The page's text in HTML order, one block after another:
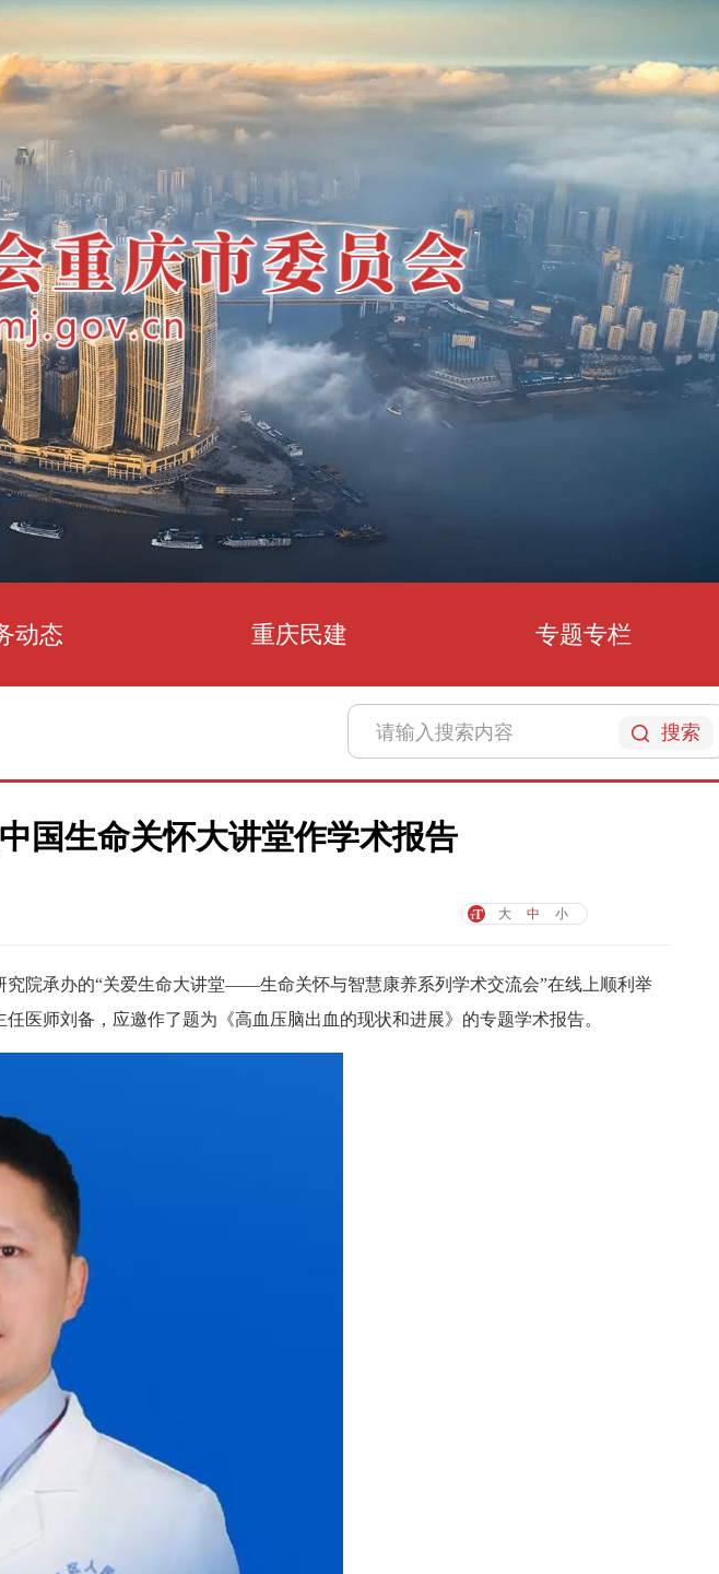
动态 重庆民建 专题专栏
搜索
国生命关怀大讲堂作学术报告
大 中 小
院承办的“关爱生命大讲堂——生命关怀与智慧康养系列学术交流会”在线上顺利举
医师刘备，应邀作了题为《高血压脑出血的现状和进展》的专题学术报告。